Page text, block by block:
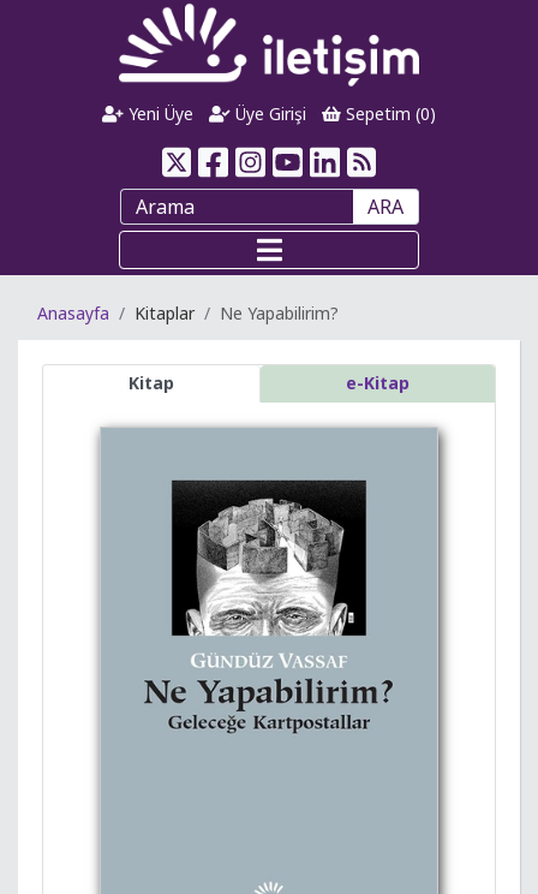
Yeni Üye Üye Girişi Sepetim (0)
ARA
Anasayfa Kitaplar Ne Yapabilirim?
Kitap e-Kitap